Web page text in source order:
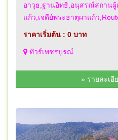
อาวุธ,ฐานอิทธิ,อนุสรณ์สถานผู้
แก้ว,เจดีย์พระธาตุผาแก้ว
ราคาเริ่มต้น : 0 บาท
ทัวร์เพชรบูรณ์
» รายละเอี